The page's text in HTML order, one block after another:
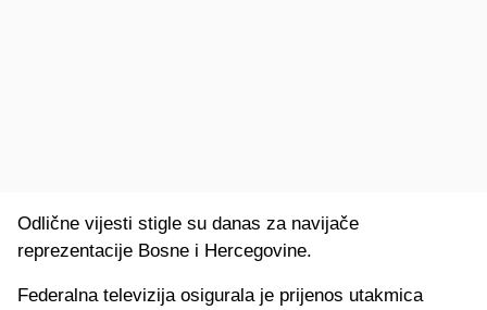
Odlične vijesti stigle su danas za navijače
reprezentacije Bosne i Hercegovine.
Federalna televizija osigurala je prijenos utakmica